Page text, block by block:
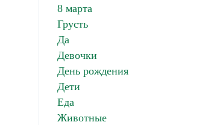
8 марта
Грусть
Да
Девочки
День рождения
Дети
Еда
Животные